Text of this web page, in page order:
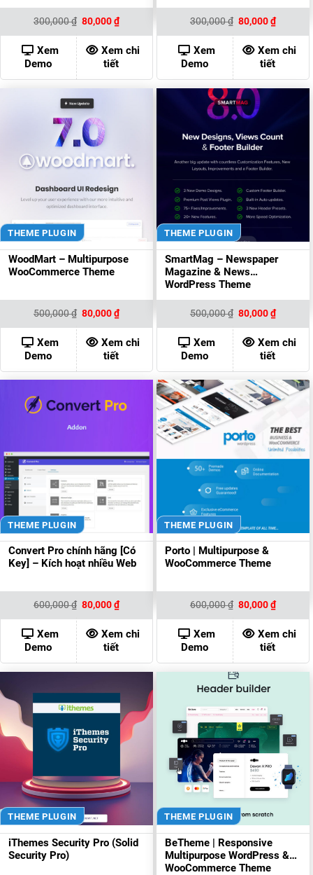
300,000₫ Giá
gốc
là:
300,000 ₫.
80,000₫Giá
hiện
tại
là:
80,000 ₫.
Xem
Demo
Xem chi
tiết
300,000₫ Giá
gốc
là:
300,000 ₫.
80,000₫Giá
hiện
tại
là:
80,000
Xem
Demo
Xem chi
tiết
THEME PLUGIN
WoodMart – Multipurpose
WooCommerce Theme
500,000₫ Giá
gốc
là:
500,000 ₫.
80,000₫Giá
hiện
tại
là:
80,000 ₫.
Xem
Demo
Xem chi
tiết
THEME PLUGIN
SmartMag – Newspaper
Magazine & News
WordPress Theme
500,000₫ Giá
gốc
là:
500,000 ₫.
80,000₫Giá
hiện
tại
là:
80,000
Xem
Demo
Xem chi
tiết
THEME PLUGIN
Convert Pro chính hãng [Có
Key] – Kích hoạt nhiều Web
600,000₫ Giá
gốc
là:
600,000 ₫.
80,000₫Giá
hiện
tại
là:
80,000 ₫.
Xem
Demo
Xem chi
tiết
THEME PLUGIN
Porto | Multipurpose &
WooCommerce Theme
600,000₫ Giá
gốc
là:
600,000 ₫.
80,000₫Giá
hiện
tại
là:
80,000
Xem
Demo
Xem chi
tiết
THEME PLUGIN
iThemes Security Pro (Solid
Security Pro)
THEME PLUGIN
BeTheme | Responsive
Multipurpose WordPress &
WooCommerce Theme